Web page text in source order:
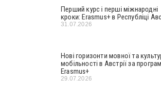
Перший курс і перші міжнародні
кроки: Erasmus+ в Республіці
31.07.2026
Нові горизонти мовної та
мобільності в Австрії за
Erasmus+
29.07.2026